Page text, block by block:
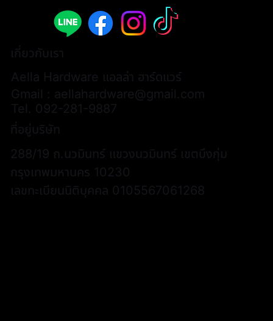
เกี่ยวกับเรา
Aella Hardware แอลล่า ฮาร์ดแวร์
Gmail : aellahardware@gmail.com
Tel. 092-281-9887
ที่อยู่บริษัท
288/19 ถ.นวมินทร์ แขวงนวมินทร์ เขตบึงกุ่ม
กรุงเทพมหานคร 10230
เลขทะเบียนนิติบุคคล 0105567061268